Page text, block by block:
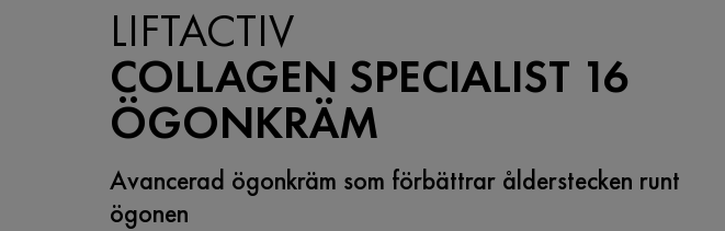
LIFTACTIV
COLLAGEN SPECIALIST 16
ÖGONKRÄM
Avancerad ögonkräm som förbättrar ålderstecken runt
ögonen